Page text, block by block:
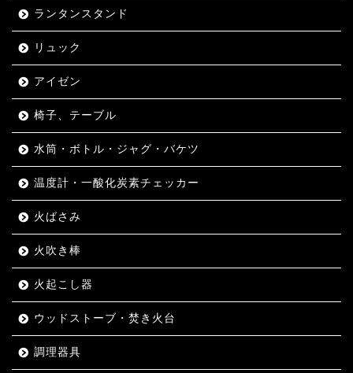
ランタンスタンド
リュック
アイゼン
椅子、テーブル
水筒・ボトル・ジャグ・バケツ
温度計・一酸化炭素チェッカー
火ばさみ
火吹き棒
火起こし器
ウッドストーブ・焚き火台
調理器具